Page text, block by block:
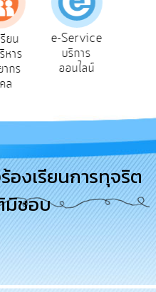
ยน
หาร
กร
ล
e-Service
บริการ
ออนไลน์
องเรียนการทุจริต
มิชอบ